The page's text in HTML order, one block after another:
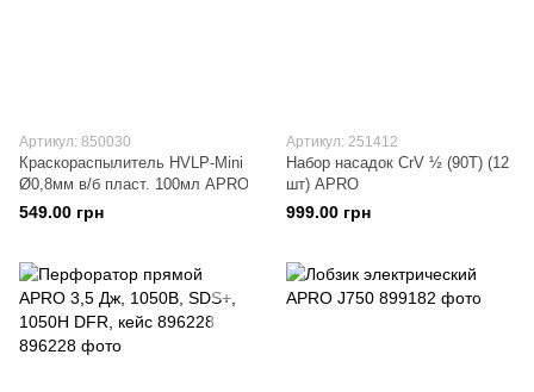
Артикул: 850030
Краскораспылитель HVLP-Mini
Ø0,8мм в/б пласт. 100мл APRO
549.00 грн
Артикул: 251412
Набор насадок CrV ½ (90Т) (12
шт) APRO
999.00 грн